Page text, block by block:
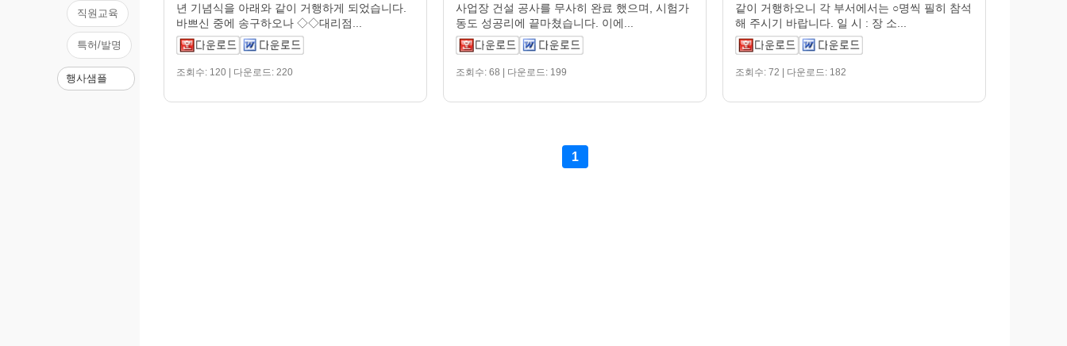
직원교육
특허/발명
행사샘플
년 기념식을 아래와 같이 거행하게 되었습니다.
바쁘신 중에 송구하오나 ◇◇대리점...
조회수: 120 | 다운로드: 220
사업장 건설 공사를 무사히 완료 했으며, 시험가
동도 성공리에 끝마쳤습니다. 이에...
조회수: 68 | 다운로드: 199
같이 거행하오니 각 부서에서는 ○명씩 필히 참석
해 주시기 바랍니다. 일 시 : 장 소...
조회수: 72 | 다운로드: 182
1